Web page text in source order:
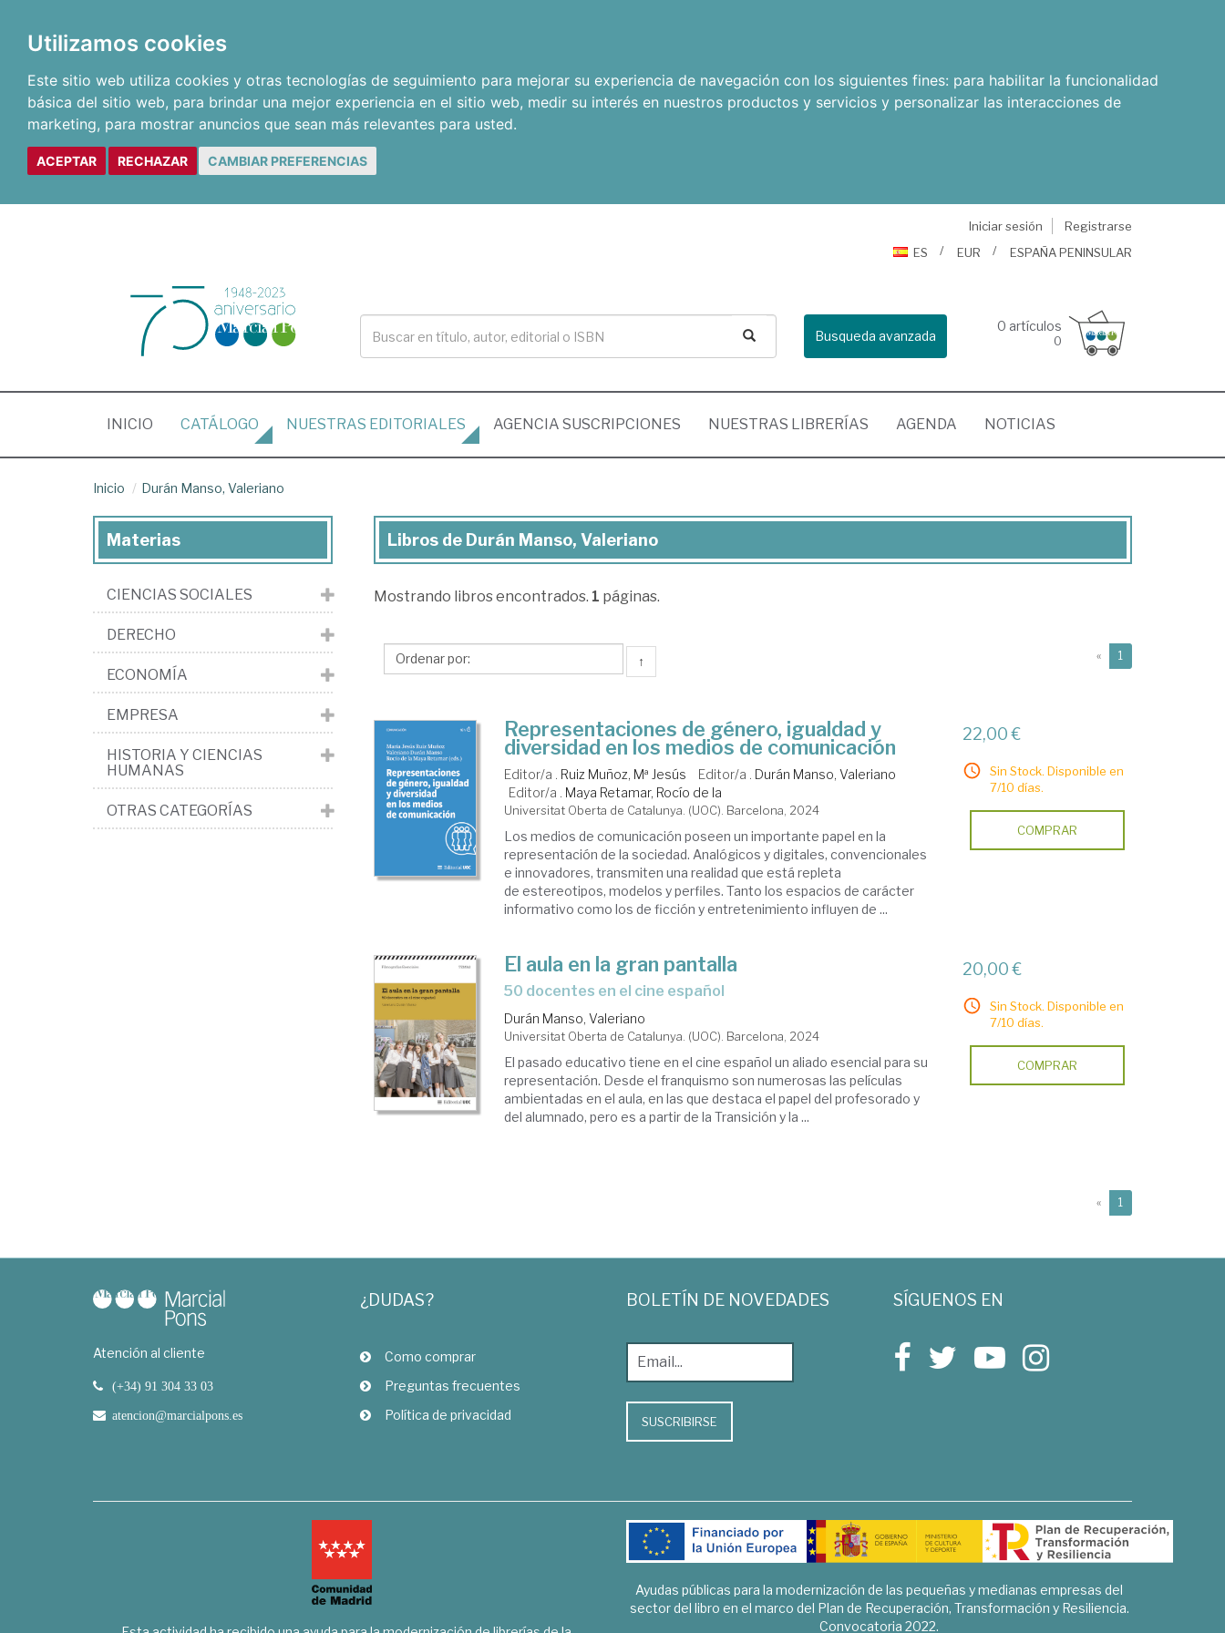
Utilizamos cookies
Este sitio web utiliza cookies y otras tecnologías de seguimiento para mejorar su experiencia de navegación con los siguientes fines: para habilitar la funcionalidad
básica del sitio web, para brindar una mejor experiencia en el sitio web, medir su interés en nuestros productos y servicios y personalizar las interacciones de
marketing, para mostrar anuncios que sean más relevantes para usted.
ACEPTAR RECHAZAR CAMBIAR PREFERENCIAS
Iniciar sesión
Registrarse
ES
EUR ESPAÑA PENINSULAR
Busqueda avanzada
0 artículos
0
INICIO (CURRENT)
CATÁLOGO NUESTRAS EDITORIALES AGENCIA SUSCRIPCIONES NUESTRAS LIBRERÍAS AGENDA NOTICIAS
Inicio Durán Manso, Valeriano
Libros
Durán
Valeriano
Libros de Durán Manso, Valeriano
Mostrando libros encontrados. 1 páginas.
↑ « 1
Representaciones de género, igualdad y
diversidad en los medios de comunicación
Editor/a . Ruiz Muñoz, Mª Jesús Editor/a . Durán Manso, Valeriano
Editor/a . Maya Retamar, Rocío de la
Universitat Oberta de Catalunya. (UOC). Barcelona, 2024
Los medios de comunicación poseen un importante papel en la
representación de la sociedad. Analógicos y digitales, convencionales
e innovadores, transmiten una realidad que está repleta
de estereotipos, modelos y perfiles. Tanto los espacios de carácter
informativo como los de ficción y entretenimiento influyen de ...
22,00 €
Sin Stock. Disponible en
7/10 días.
COMPRAR
El aula en la gran pantalla
50 docentes en el cine español
Durán Manso, Valeriano
Universitat Oberta de Catalunya. (UOC). Barcelona, 2024
El pasado educativo tiene en el cine español un aliado esencial para su
representación. Desde el franquismo son numerosas las películas
ambientadas en el aula, en las que destaca el papel del profesorado y
del alumnado, pero es a partir de la Transición y la ...
20,00 €
Sin Stock. Disponible en
7/10 días.
COMPRAR
« 1
Materias
CIENCIAS SOCIALES
DERECHO
ECONOMÍA
EMPRESA
HISTORIA Y CIENCIAS
HUMANAS
OTRAS CATEGORÍAS
Atención al cliente
(+34) 91 304 33 03
atencion@marcialpons.es
¿DUDAS?
Como comprar
Preguntas frecuentes
Política de privacidad
BOLETÍN DE NOVEDADES
SUSCRIBIRSE
SÍGUENOS EN
Ayudas públicas para la modernización de las pequeñas y medianas empresas del
sector del libro en el marco del Plan de Recuperación, Transformación y Resiliencia.
Convocatoria 2022.